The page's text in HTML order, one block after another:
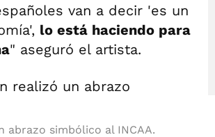
van a decir 'es un
lo está haciendo para
" aseguró el artista.
abrazo simbólico al INCAA.